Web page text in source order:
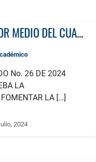
ACUERDO No. 26 DE 2024 POR MEDIO DEL CUAL SE APRUEBA LA CONVOCATORIA INTERNA PARA FOMENTAR LA PUBLICACIÓN DE LIBROS DE ENSAYO- OBRA LITERARIA- LIBRO DE ARTISTA-CRÓNICA- REPORTAJE AÑO 2024
No. 26 DE 2024
LA
LA […]
2024